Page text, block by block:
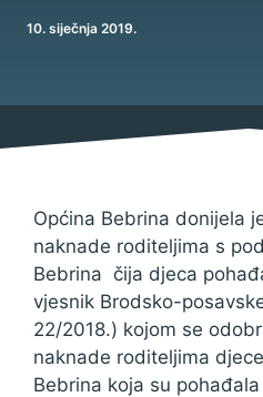
10. siječnja 2019.
Općina Bebrina donijela
naknade roditeljima s
Bebrina čija djeca
vjesnik Brodsko-
22/2018.) kojom se
naknade roditeljima
Bebrina koja su